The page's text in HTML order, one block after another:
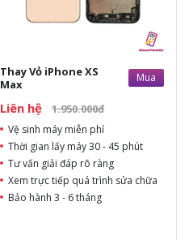
Thay Vỏ iPhone XS
Max
Mua
Liên hệ 1.950.000đ
Vệ sinh máy miễn phí
Thời gian lấy máy 30 - 45 phút
Tư vấn giải đáp rõ ràng
Xem trực tiếp quá trình sửa chữa
Bảo hành 3 - 6 tháng